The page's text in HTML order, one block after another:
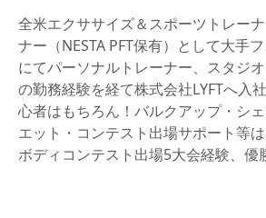
全米エクササイズ＆スポーツトレー
ナー（NESTA PFT保有）として大手
にてパーソナルトレーナー、スタジ
の勤務経験を経て株式会社LYFTへ入
心者はもちろん！バルクアップ・シ
エット・コンテスト出場サポート等
ボディコンテスト出場5大会経験、優